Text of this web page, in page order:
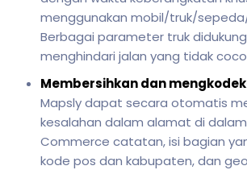
menggunakan mobil/truk/
Berbagai parameter truk
menghindari jalan yang tidak
Membersihkan dan
Mapsly dapat secara otomatis
kesalahan dalam alamat di
Commerce catatan, isi bagian
kode pos dan kabupaten, dan